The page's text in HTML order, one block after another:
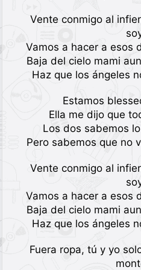
Vente conmigo al
Vamos a hacer a esos
Baja del cielo mami
Haz que los ángeles
Estamos
Ella me dijo que
Los dos sabemos
Pero sabemos que no
Vente conmigo al
Vamos a hacer a esos
Baja del cielo mami
Haz que los ángeles
Fuera ropa, tú y yo